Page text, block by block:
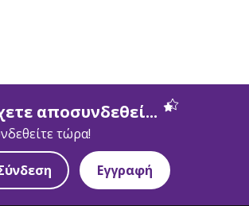
αποσυνδεθεί...
τώρα!
Εγγραφή